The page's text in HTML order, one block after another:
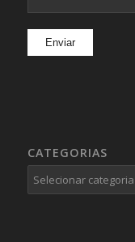
CATEGORIAS
Categorias